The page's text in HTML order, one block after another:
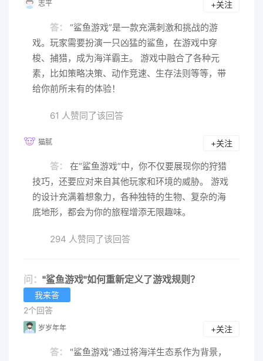
志平 +关注
答：
“鲨鱼游戏”是一款充满刺激和挑战的游
戏。玩家需要扮演一只凶猛的鲨鱼，在游戏中穿
梭、捕猎，成为海洋霸主。 游戏中融合了各种元
素，比如策略决策、动作竞速、生存法则等等，带
给你前所未有的体验！
61 人赞同了该回答
猫腻 +关注
答：
在“鲨鱼游戏”中，你不仅要展现你的狩猎
技巧，还要应对来自其他玩家和环境的威胁。 游戏
的设计充满着想象力，各种独特的生物、复杂的海
底地形，都会为你的旅程增添无限趣味。
294 人赞同了该回答
问： "鲨鱼游戏"如何重新定义了游戏规则？
我来答
2个回答
岁岁年年 +关注
答：
"鲨鱼游戏"通过将海洋生态系作为背景，